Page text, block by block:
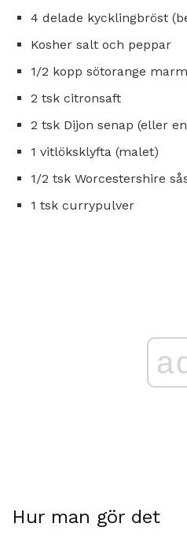
4 delade kycklingbröst
Kosher salt och peppar
1/2 kopp sötorange
2 tsk citronsaft
2 tsk Dijon senap (eller
1 vitlöksklyfta (malet)
1/2 tsk Worcestershire
1 tsk currypulver
Hur man gör det